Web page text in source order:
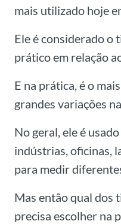
mais utilizado hoje
Ele é considerado o
prático em relação
E na prática, é o
grandes variações
No geral, ele é
indústrias, oficinas,
para medir
Mas então qual dos
precisa escolher na